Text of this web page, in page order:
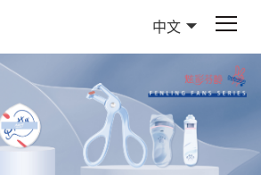
中文